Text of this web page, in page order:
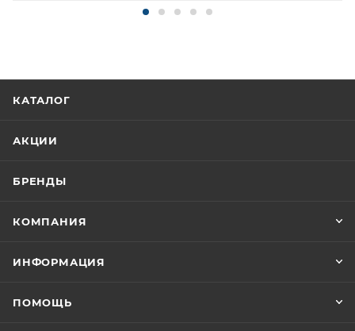
КАТАЛОГ
АКЦИИ
БРЕНДЫ
КОМПАНИЯ
ИНФОРМАЦИЯ
ПОМОЩЬ